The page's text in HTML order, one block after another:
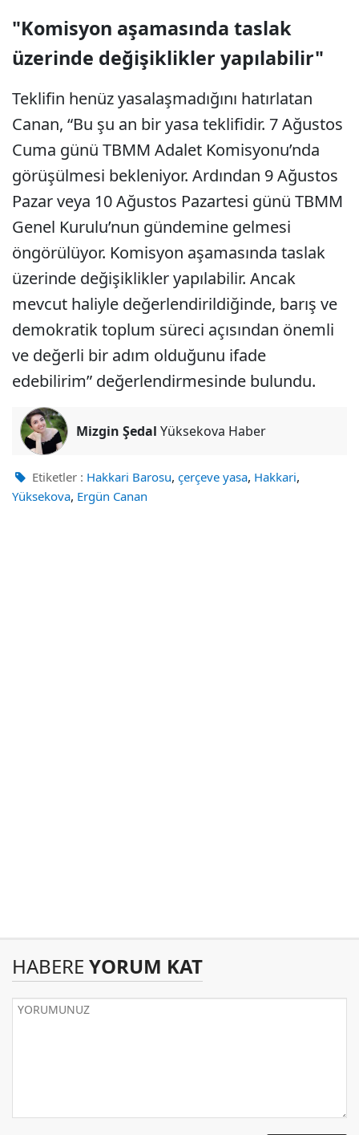
"Komisyon aşamasında taslak
üzerinde değişiklikler yapılabilir"
Teklifin henüz yasalaşmadığını hatırlatan
Canan, “Bu şu an bir yasa teklifidir. 7 Ağustos
Cuma günü TBMM Adalet Komisyonu’nda
görüşülmesi bekleniyor. Ardından 9 Ağustos
Pazar veya 10 Ağustos Pazartesi günü TBMM
Genel Kurulu’nun gündemine gelmesi
öngörülüyor. Komisyon aşamasında taslak
üzerinde değişiklikler yapılabilir. Ancak
mevcut haliyle değerlendirildiğinde, barış ve
demokratik toplum süreci açısından önemli
ve değerli bir adım olduğunu ifade
edebilirim” değerlendirmesinde bulundu.
Mizgin Şedal Yüksekova Haber
Etiketler : Hakkari Barosu, çerçeve yasa, Hakkari,
Yüksekova, Ergün Canan
HABERE YORUM KAT